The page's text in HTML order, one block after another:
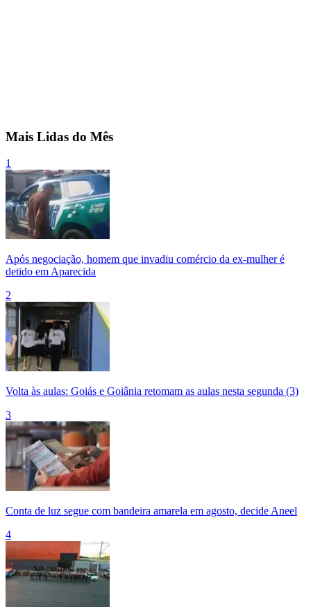
Mais Lidas do Mês
1
Após negociação, homem que invadiu comércio da ex-mulher é
detido em Aparecida
2
Volta às aulas: Goiás e Goiânia retomam as aulas nesta segunda (3)
3
Conta de luz segue com bandeira amarela em agosto, decide Aneel
4